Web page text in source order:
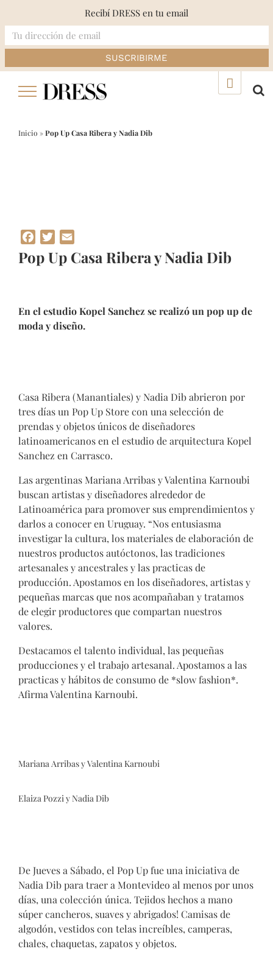
Inicio »Pop Up Casa Ribera y Nadia Dib
Facebook
Twitter
Pop Up Casa Ribera y Nadia Dib
En el estudio Kopel Sanchez se realizó un pop up de
moda y diseño.
Casa Ribera (Manantiales) y Nadia Dib abrieron por
tres días un Pop Up Store con una selección de
prendas y objetos únicos de diseñadores
latinoamericanos en el estudio de arquitectura Kopel
Sanchez en Carrasco.
Las argentinas Mariana Arribas y Valentina Karnoubi
buscan artistas y diseñadores alrededor de
Latinoamérica para promover sus emprendimientos y
darlos a conocer en Uruguay. “Nos entusiasma
investigar la cultura, los materiales de elaboración de
nuestros productos autóctonos, las tradiciones
artesanales y ancestrales y las practicas de
producción. Apostamos en los diseñadores, artistas y
pequeñas marcas que nos acompañaban y tratamos
de elegir productores que compartan nuestros
valores.
Destacamos el talento individual, las pequeñas
producciones y el trabajo artesanal. Apostamos a las
practicas y hábitos de consumo de *slow fashion*.
Afirma Valentina Karnoubi.
Mariana Arribas y Valentina Karnoubi
Elaiza Pozzi y Nadia Dib
De Jueves a Sábado, el Pop Up fue una iniciativa de
Nadia Dib para traer a Montevideo al menos por unos
días, una colección única. Tejidos hechos a mano
súper cancheros, suaves y abrigados! Camisas de
algodón, vestidos con telas increíbles, camperas,
chales, chaquetas, zapatos y objetos.
Recibí DRESS en tu email